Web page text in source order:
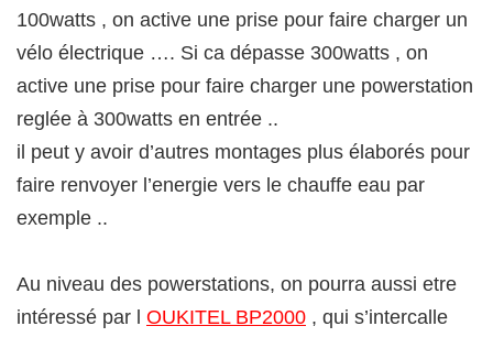
100watts , on active une prise pour faire charger un
vélo électrique …. Si ca dépasse 300watts , on
active une prise pour faire charger une powerstation
reglée à 300watts en entrée ..
il peut y avoir d’autres montages plus élaborés pour
faire renvoyer l’energie vers le chauffe eau par
exemple ..
Au niveau des powerstations, on pourra aussi etre
intéressé par l OUKITEL BP2000 , qui s’intercalle